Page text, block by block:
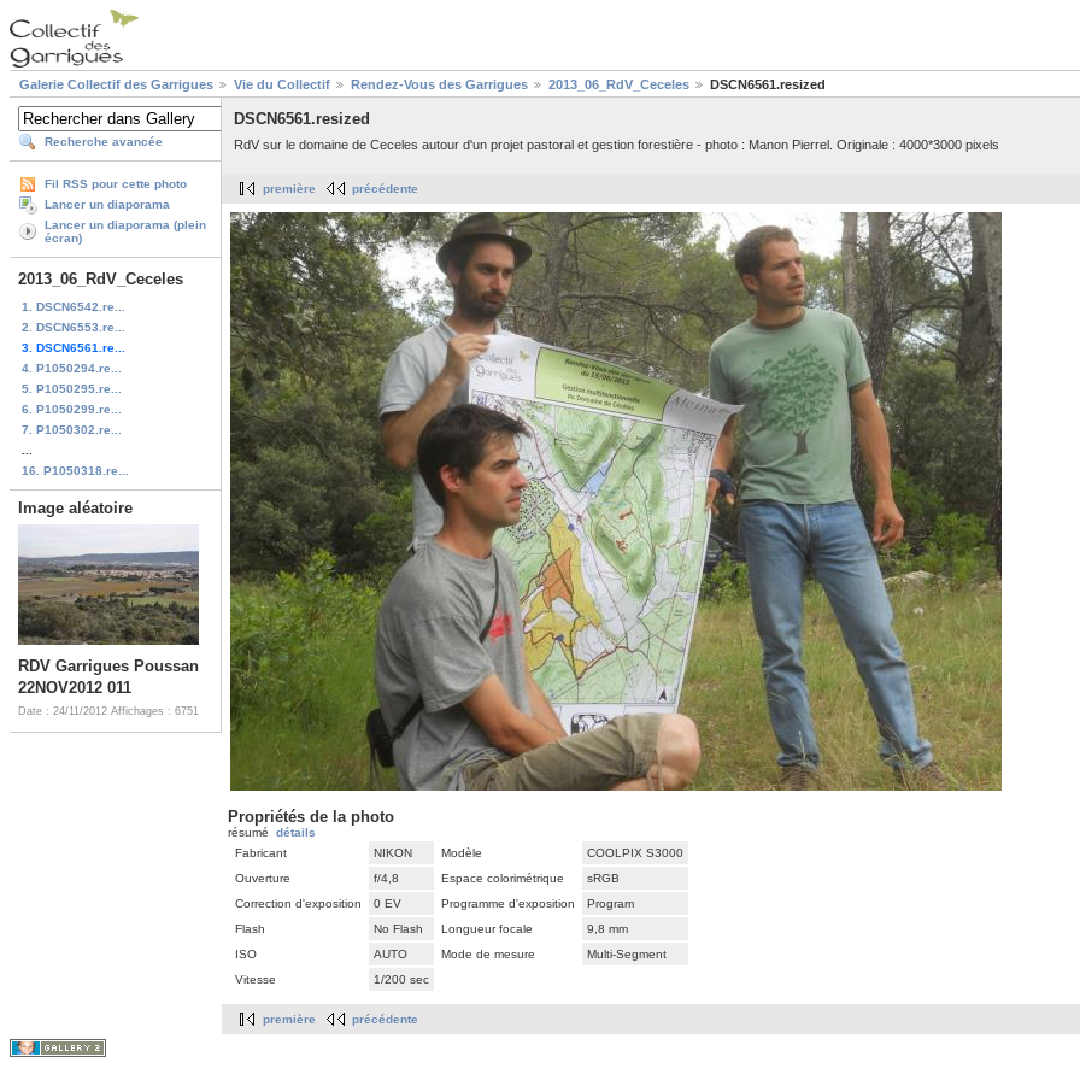
Galerie Collectif des Garrigues Vie du Collectif Rendez-Vous des Garrigues 2013_06_RdV_Ceceles DSCN6561.resized
Recherche avancée
Fil RSS pour cette photo
Lancer un diaporama
Lancer un diaporama (plein
écran)
2013_06_RdV_Ceceles
1. DSCN6542.re...
2. DSCN6553.re...
3. DSCN6561.re...
4. P1050294.re...
5. P1050295.re...
6. P1050299.re...
7. P1050302.re...
16. P1050318.re...
Image aléatoire
RDV Garrigues Poussan
22NOV2012 011
Date : 24/11/2012 Affichages : 6751
DSCN6561.resized
RdV sur le domaine de Ceceles autour d'un projet pastoral et gestion forestière - photo : Manon Pierrel. Originale : 4000*3000 pixels
première précédente
Propriétés de la photo
résumé détails
Fabricant
NIKON Modèle
COOLPIX S3000
Ouverture
f/4,8 Espace colorimétrique
sRGB
Correction d'exposition
0 EV Programme d'exposition
Program
Flash
No Flash Longueur focale
9,8 mm
ISO
AUTO Mode de mesure
Multi-Segment
Vitesse
1/200 sec
première précédente